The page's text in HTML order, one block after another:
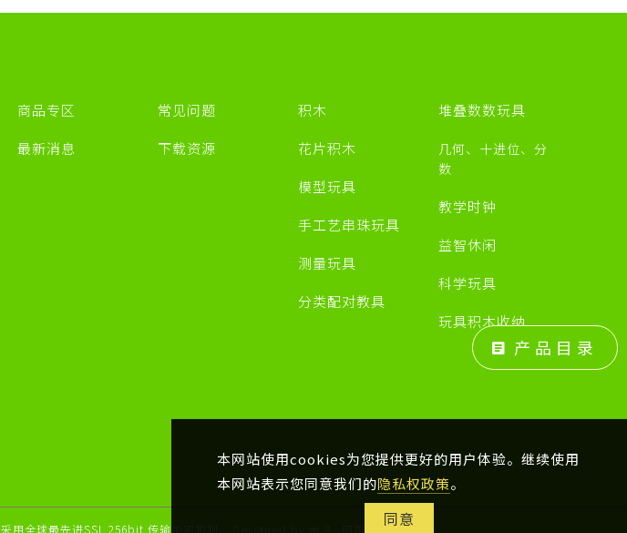
本网站使用cookies为您提供更好的用户体验。继续使用
本网站表示您同意我们的隐私权政策。
同意
产品目录
商品专区
最新消息
常见问题
下载资源
积木
花片积木
模型玩具
手工艺串珠玩具
测量玩具
分类配对教具
堆叠数数玩具
几何、十进位、分
数
教学时钟
益智休闲
科学玩具
玩具积木收纳
采用全球最先进SSL 256bit 传输加密机制 Designed by 米洛 网页设计